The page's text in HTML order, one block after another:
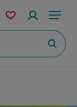
Menu
Mijn
bewaarde